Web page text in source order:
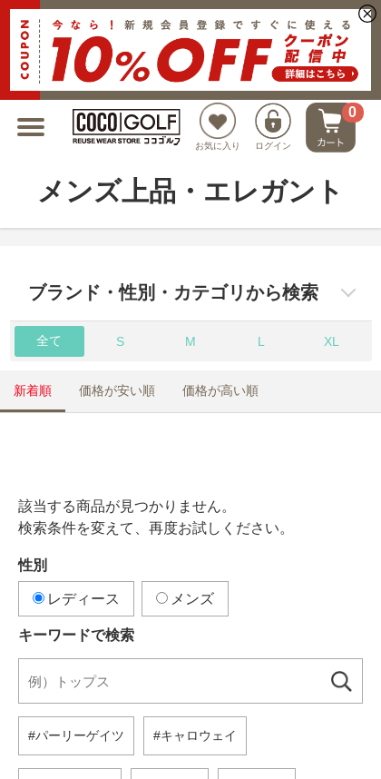
お気に入り ログイン
0
新規会員登録でクーポンプレゼント
メンズ上品・エレガント
ブランド・性別・カテゴリから検索
全て S M L XL
新着順 価格が安い順 価格が高い順
該当する商品が見つかりません。
検索条件を変えて、再度お試しください。
性別
レディース メンズ
キーワードで検索
パーリーゲイツ キャロウェイ